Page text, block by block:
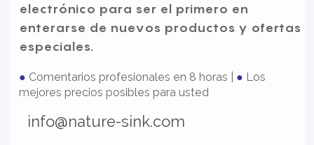
electrónico para ser el primero en
enterarse de nuevos productos y ofertas
especiales.
● Comentarios profesionales en 8 horas | ● Los
mejores precios posibles para usted
info@nature-sink.com